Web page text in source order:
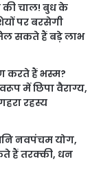
चाल! बुध के
पर बरसेगी
सकते हैं बड़े लाभ
करते हैं भस्म?
में छिपा वैराग्य,
रहस्य
नवपंचम योग,
हैं तरक्की, धन